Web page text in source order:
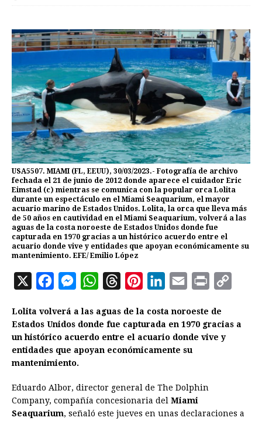
USA5507. MIAMI (FL, EEUU), 30/03/2023.- Fotografía de archivo
fechada el 21 de junio de 2012 donde aparece el cuidador Eric
Eimstad (c) mientras se comunica con la popular orca Lolita
durante un espectáculo en el Miami Seaquarium, el mayor
acuario marino de Estados Unidos. Lolita, la orca que lleva más
de 50 años en cautividad en el Miami Seaquarium, volverá a las
aguas de la costa noroeste de Estados Unidos donde fue
capturada en 1970 gracias a un histórico acuerdo entre el
acuario donde vive y entidades que apoyan económicamente su
mantenimiento. EFE/ Emilio López
X
c
e
b
o
o
k
M
s
s
e
n
g
e
W
a
t
s
p
p
r
e
a
s
n
t
e
e
s
n
k
e
I
n
a
i
l
i
n
Lolita volverá a las aguas de la costa noroeste de
Estados Unidos donde fue capturada en 1970 gracias a
un histórico acuerdo entre el acuario donde vive y
entidades que apoyan económicamente su
mantenimiento.
Eduardo Albor, director general de The Dolphin
Company, compañía concesionaria del Miami
Seaquarium, señaló este jueves en unas declaraciones a